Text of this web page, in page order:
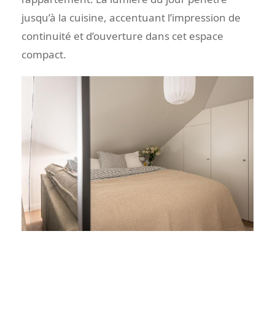
jusqu’à la cuisine, accentuant l’impression de
continuité et d’ouverture dans cet espace
compact.